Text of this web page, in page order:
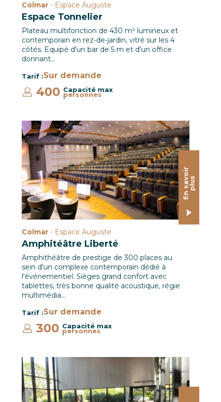
Colmar - Espace Auguste
Espace Tonnelier
Plateau multifonction de 430 m² lumineux et
contemporain en rez-de-jardin, vitré sur les 4
côtés. Equipé d'un bar de 5 m et d'un office
donnant…
Tarif :Sur demande
Capacité max
:
400 personnes
Salle Multimédia / Le CREF Colmar © Pascal Schwien
E
n
s
av
o
i
r
p
l
us
Colmar - Espace Auguste
Amphitéâtre Liberté
Amphithéâtre de prestige de 300 places au
sein d'un complexe contemporain dédié à
l'événementiel. Sièges grand confort avec
tablettes, très bonne qualité acoustique, régie
multimédia…
Tarif :Sur demande
Capacité max
:
300 personnes
Hall CCI Campus / Le CREF Colmar © Christian SOLER